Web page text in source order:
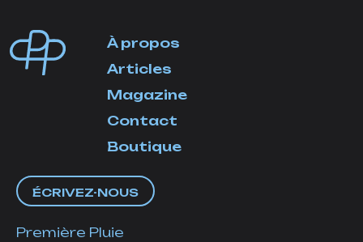
À propos
Articles
Magazine
Contact
Boutique
ÉCRIVEZ-NOUS
Première Pluie